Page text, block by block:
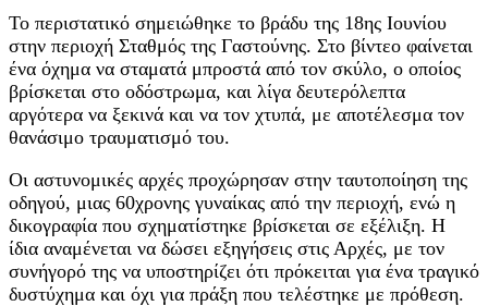
Το περιστατικό σημειώθηκε το βράδυ της 18ης Ιουνίου
στην περιοχή Σταθμός της Γαστούνης. Στο βίντεο φαίνεται
ένα όχημα να σταματά μπροστά από τον σκύλο, ο οποίος
βρίσκεται στο οδόστρωμα, και λίγα δευτερόλεπτα
αργότερα να ξεκινά και να τον χτυπά, με αποτέλεσμα τον
θανάσιμο τραυματισμό του.
Οι αστυνομικές αρχές προχώρησαν στην ταυτοποίηση της
οδηγού, μιας 60χρονης γυναίκας από την περιοχή, ενώ η
δικογραφία που σχηματίστηκε βρίσκεται σε εξέλιξη. Η
ίδια αναμένεται να δώσει εξηγήσεις στις Αρχές, με τον
συνήγορό της να υποστηρίζει ότι πρόκειται για ένα τραγικό
δυστύχημα και όχι για πράξη που τελέστηκε με πρόθεση.